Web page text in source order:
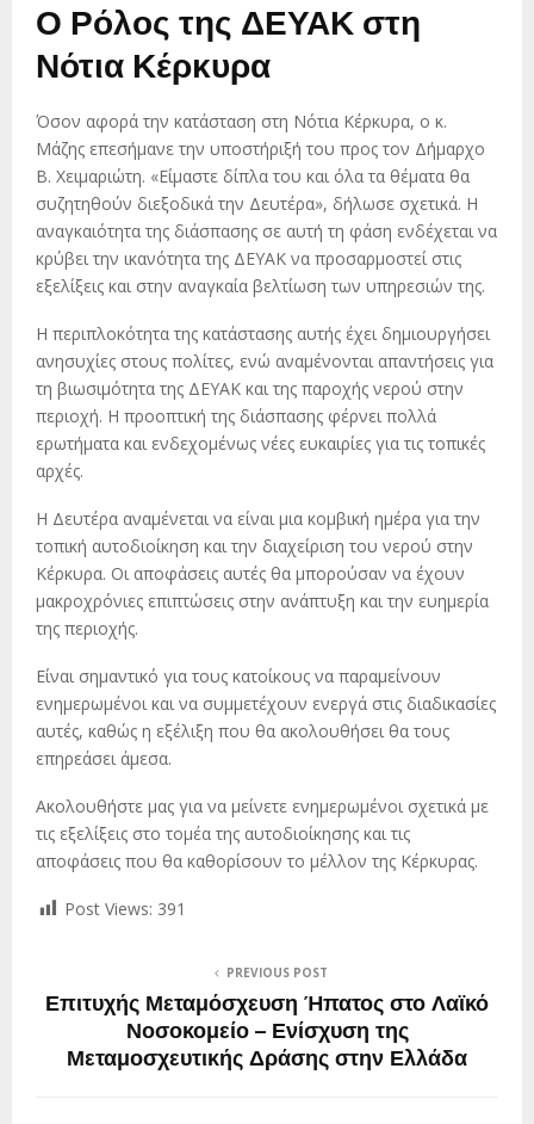
Ο Ρόλος της ΔΕΥΑΚ στη
Νότια Κέρκυρα
Όσον αφορά την κατάσταση στη Νότια Κέρκυρα, ο κ.
Μάζης επεσήμανε την υποστήριξή του προς τον Δήμαρχο
Β. Χειμαριώτη. «Είμαστε δίπλα του και όλα τα θέματα θα
συζητηθούν διεξοδικά την Δευτέρα», δήλωσε σχετικά. Η
αναγκαιότητα της διάσπασης σε αυτή τη φάση ενδέχεται να
κρύβει την ικανότητα της ΔΕΥΑΚ να προσαρμοστεί στις
εξελίξεις και στην αναγκαία βελτίωση των υπηρεσιών της.
Η περιπλοκότητα της κατάστασης αυτής έχει δημιουργήσει
ανησυχίες στους πολίτες, ενώ αναμένονται απαντήσεις για
τη βιωσιμότητα της ΔΕΥΑΚ και της παροχής νερού στην
περιοχή. Η προοπτική της διάσπασης φέρνει πολλά
ερωτήματα και ενδεχομένως νέες ευκαιρίες για τις τοπικές
αρχές.
Η Δευτέρα αναμένεται να είναι μια κομβική ημέρα για την
τοπική αυτοδιοίκηση και την διαχείριση του νερού στην
Κέρκυρα. Οι αποφάσεις αυτές θα μπορούσαν να έχουν
μακροχρόνιες επιπτώσεις στην ανάπτυξη και την ευημερία
της περιοχής.
Είναι σημαντικό για τους κατοίκους να παραμείνουν
ενημερωμένοι και να συμμετέχουν ενεργά στις διαδικασίες
αυτές, καθώς η εξέλιξη που θα ακολουθήσει θα τους
επηρεάσει άμεσα.
Ακολουθήστε μας για να μείνετε ενημερωμένοι σχετικά με
τις εξελίξεις στο τομέα της αυτοδιοίκησης και τις
αποφάσεις που θα καθορίσουν το μέλλον της Κέρκυρας.
Post Views: 391
PREVIOUS POST
Επιτυχής Μεταμόσχευση Ήπατος στο Λαϊκό
Νοσοκομείο – Ενίσχυση της
Μεταμοσχευτικής Δράσης στην Ελλάδα